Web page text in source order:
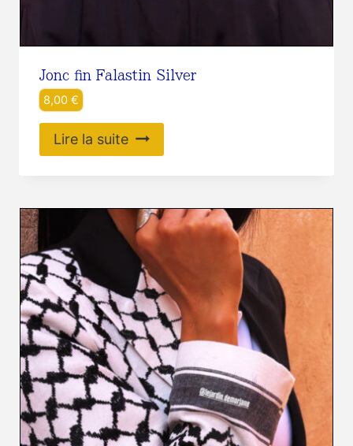
Jonc fin Falastin Silver
8,00 €
Lire la suite